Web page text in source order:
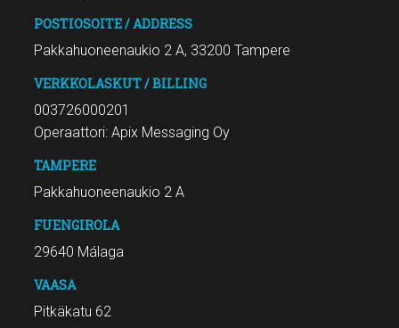
POSTIOSOITE / ADDRESS
Pakkahuoneenaukio 2 A, 33200 Tampere
VERKKOLASKUT / BILLING
003726000201
Operaattori: Apix Messaging Oy
TAMPERE
Pakkahuoneenaukio 2 A
FUENGIROLA
29640 Málaga
VAASA
Pitkäkatu 62